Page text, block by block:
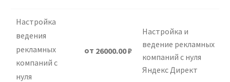
Настройка
ведения
рекламных
компаний с
нуля
от 26000.00₽
Настройка и
ведение рекламных
компаний с нуля
Яндекс Директ